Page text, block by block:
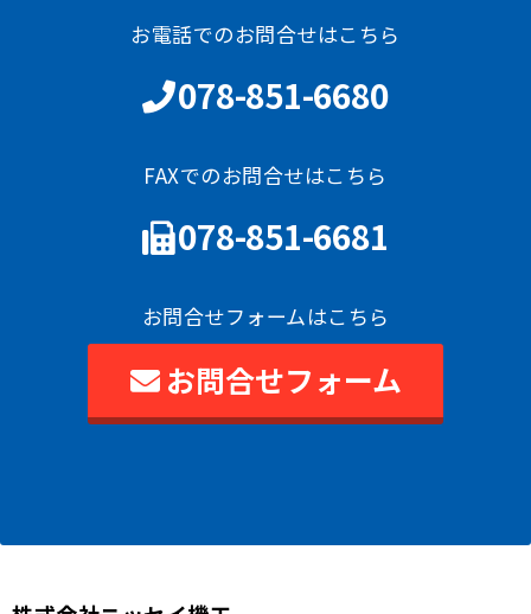
お電話でのお問合せはこちら
078-851-6680
FAXでのお問合せはこちら
078-851-6681
お問合せフォームはこちら
お問合せフォーム